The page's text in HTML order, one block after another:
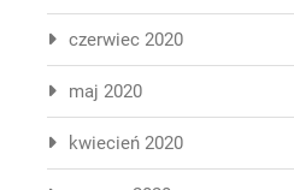
czerwiec 2020
maj 2020
kwiecień 2020